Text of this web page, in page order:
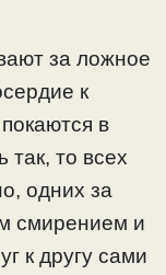
за ложное
к
в
так, то всех
одних за
смирением и
к другу сами